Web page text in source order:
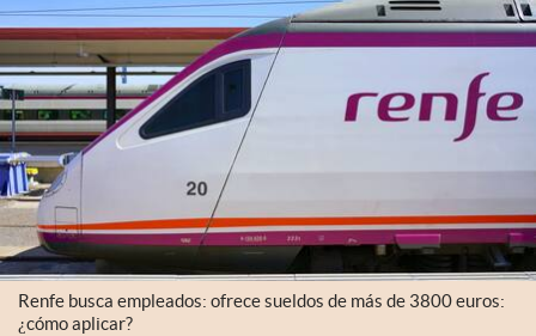
Renfe busca empleados: ofrece sueldos de más de 3800 euros:
¿cómo aplicar?